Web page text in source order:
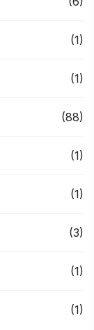
(1)
(1)
(88)
(1)
(1)
(3)
(1)
(1)